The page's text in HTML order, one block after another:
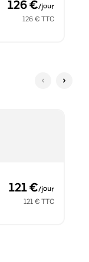
126 €/jour
126 € TTC
121 €/jour
121 € TTC